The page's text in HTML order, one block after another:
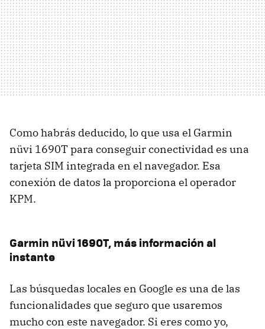
Como habrás deducido, lo que usa el Garmin
nüvi 1690T para conseguir conectividad es una
tarjeta SIM integrada en el navegador. Esa
conexión de datos la proporciona el operador
KPM.
Garmin nüvi 1690T, más información al
instante
Las búsquedas locales en Google es una de las
funcionalidades que seguro que usaremos
mucho con este navegador. Si eres como yo,